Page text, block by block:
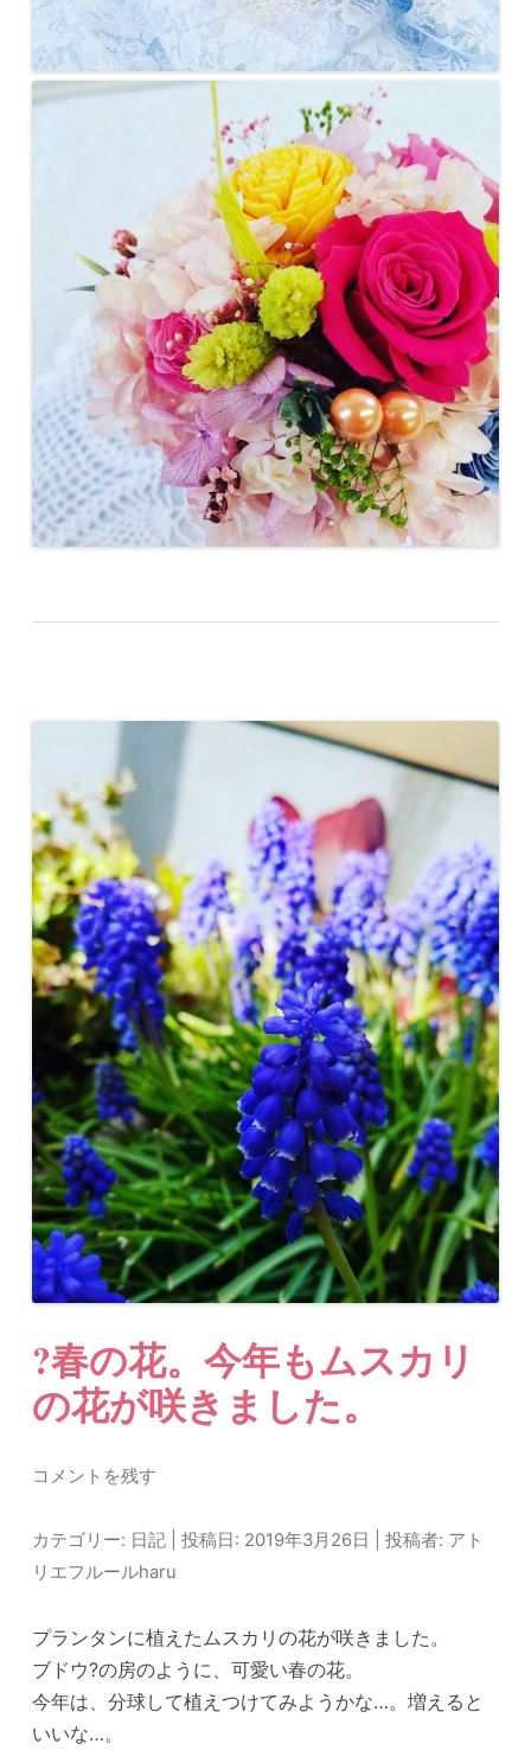
?春の花。今年もムスカリ
の花が咲きました。
コメントを残す
カテゴリー: 日記 | 投稿日: 2019年3月26日 |投稿者: アト
リエフルールharu
プランタンに植えたムスカリの花が咲きました。
ブドウ?の房のように、可愛い春の花。
今年は、分球して植えつけてみようかな…。増えると
いいな…。